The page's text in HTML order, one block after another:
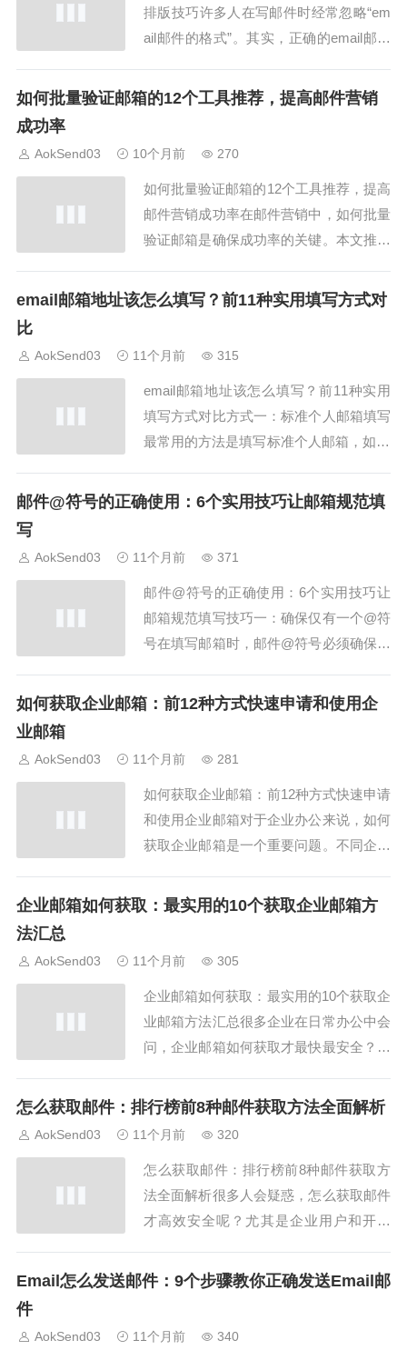
排版技巧许多人在写邮件时经常忽略“em
ail邮件的格式”。其实，正确的email邮件
业度。AokSend整理了15个格式要素与排
调，emai...
如何批量验证邮箱的12个工具推荐，提高邮件营销
成功率
AokSend03 10个月前 270
如何批量验证邮箱的12个工具推荐，提高
邮件营销成功率在邮件营销中，如何批量
验证邮箱是确保成功率的关键。本文推荐
okSend平台实现高效验证。1. AokSend
筛选无效邮箱，提高投递成...
email邮箱地址该怎么填写？前11种实用填写方式对
比
AokSend03 11个月前 315
email邮箱地址该怎么填写？前11种实用
填写方式对比方式一：标准个人邮箱填写
最常用的方法是填写标准个人邮箱，如12
么填写时，这种方式最安全、最稳定，也
邮箱地址该怎么填写...
邮件@符号的正确使用：6个实用技巧让邮箱规范填
写
AokSend03 11个月前 371
邮件@符号的正确使用：6个实用技巧让
邮箱规范填写技巧一：确保仅有一个@符
号在填写邮箱时，邮件@符号必须确保只
在邮箱校验时会提醒用户@符号使用错
合规范。@前不能有空格或非法字符，@
后必须是...
如何获取企业邮箱：前12种方式快速申请和使用企
业邮箱
AokSend03 11个月前 281
如何获取企业邮箱：前12种方式快速申请
和使用企业邮箱对于企业办公来说，如何
获取企业邮箱是一个重要问题。不同企业
方式可能不同。本文将详细介绍前12种最
巧。方式一：直接在企业邮箱服务商注册
最...
企业邮箱如何获取：最实用的10个获取企业邮箱方
法汇总
AokSend03 11个月前 305
企业邮箱如何获取：最实用的10个获取企
业邮箱方法汇总很多企业在日常办公中会
问，企业邮箱如何获取才最快最安全？本
方法，并介绍如何利用AokSend平台高效
在邮箱服务商网站注册企业邮箱。例如A
o...
怎么获取邮件：排行榜前8种邮件获取方法全面解析
AokSend03 11个月前 320
怎么获取邮件：排行榜前8种邮件获取方
法全面解析很多人会疑惑，怎么获取邮件
才高效安全呢？尤其是企业用户和开发
箱，或实现邮件自动化处理。本文将总结
Email怎么发送邮件：9个步骤教你正确发送Email邮
件
AokSend03 11个月前 340